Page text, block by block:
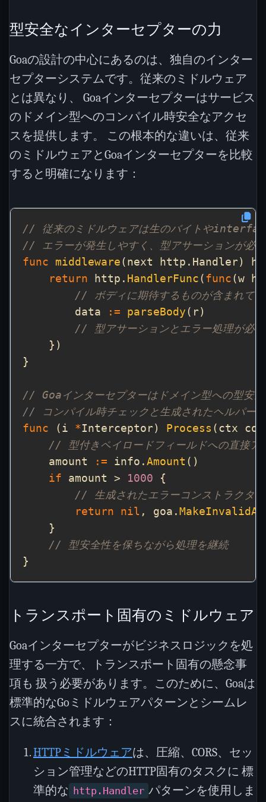
型安全なインターセプターの力
Goaの設計の中心にあるのは、独自のインター
セプターシステムです。従来のミドルウェア
とは異なり、 Goaインターセプターはサービス
のドメイン型へのコンパイル時安全なアクセ
スを提供します。 この根本的な違いは、従来
のミドルウェアとGoaインターセプターを比較
すると明確になります：
// 従来のミドルウェアは生のバイトや
// エラーが発生しやすく、型アサーションが必
func
middleware
return http. HandlerFunc ( func (w
// ボディに期待するものが含まれて
        data
:= parseBody
// 型アサーションとエラー処理が必要
// Goaインターセプターはドメイン型への型安
// コンパイル時チェックと生成されたヘルパー
func (i *Interceptor) Process (ctx
// 型付きペイロードフィールドへの直接ア
    amount
:= info. Amount
if amount > 1000
// 生成されたエラーコンストラクタ
return
nil , goa.
// 型安全性を保ちながら処理を継続
トランスポート固有のミドルウェア
Goaインターセプターがビジネスロジックを処
理する一方で、トランスポート固有の懸念事
項も 扱う必要があります。このために、Goaは
標準的なGoミドルウェアパターンとシームレ
スに統合されます：
HTTPミドルウェアは、圧縮、CORS、セッ
ション管理などのHTTP固有のタスクに 標
準的な http.Handler パターンを使用しま